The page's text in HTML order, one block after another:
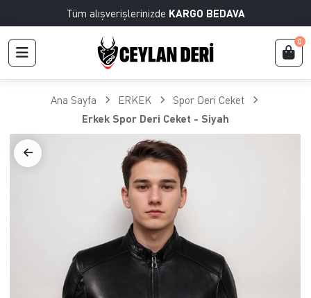
Tüm alışverişlerinizde KARGO BEDAVA
0
Ana Sayfa ERKEK
Spor Deri Ceket
Erkek Spor Deri Ceket - Siyah